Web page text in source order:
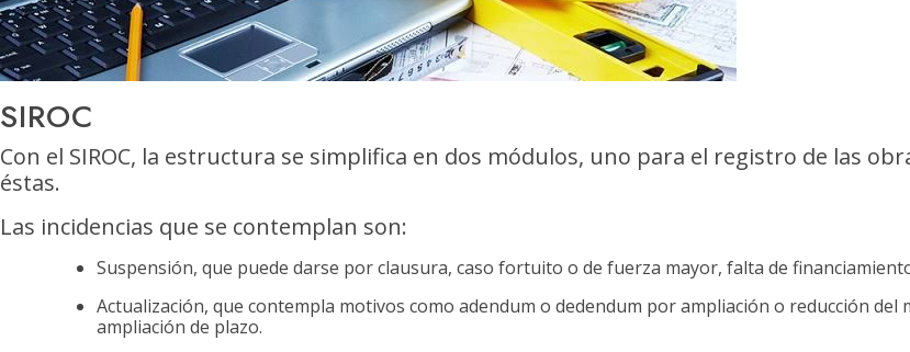
SIROC
Con el SIROC, la estructura se simplifica en dos módulos, uno para el registro de las
éstas.
Las incidencias que se contemplan son:
Suspensión, que puede darse por clausura, caso fortuito o de fuerza mayor, falta de
Actualización, que contempla motivos como adendum o dedendum por ampliación o reducción
ampliación de plazo.